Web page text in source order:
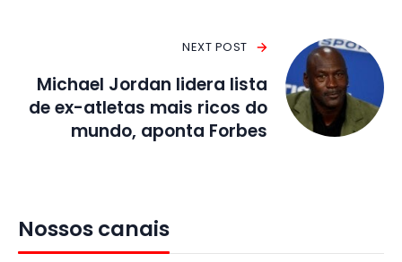
NEXT POST
Michael Jordan lidera lista
de ex-atletas mais ricos do
mundo, aponta Forbes
Nossos canais